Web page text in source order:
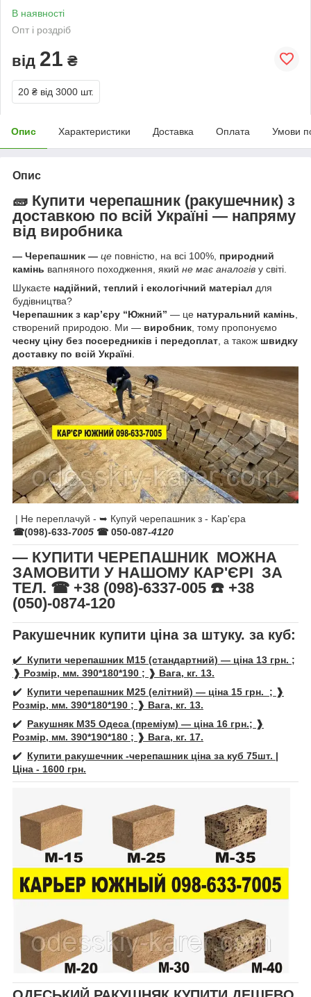
В наявності
Опт і роздріб
від 21 ₴
20 ₴ від 3000 шт.
Опис Характеристики Доставка Оплата Умови
Опис
🧱 Купити черепашник (ракушечник) з
доставкою по всій Україні — напряму
від виробника
— Черепашник — це повністю, на всі 100%, природний
камінь вапняного походження, який не має аналогів у світі.
Шукаєте надійний, теплий і екологічний матеріал для
будівництва?
Черепашник з кар’єру “Южний” — це натуральний камінь,
створений природою. Ми — виробник, тому пропонуємо
чесну ціну без посередників і передоплат, а також швидку
доставку по всій Україні.
| Не переплачуй - ➥ Купуй черепашник з - Кар'єра
☎(098)-633-7005 ☎ 050-087-4120
— КУПИТИ ЧЕРЕПАШНИК МОЖНА
ЗАМОВИТИ У НАШОМУ КАР'ЄРІ ЗА
ТЕЛ. ☎ +38 (098)-6337-005 ☎️ +38
(050)-0874-120
Ракушечник купити ціна за штуку. за куб:
✔️ Купити черепашник М15 (стандартний) — ціна 13 грн. ;
❱ Розмір, мм. 390*180*190 ; ❱ Вага, кг. 13.
✔️ Купити черепашник М25 (елітний) — ціна 15 грн. ; ❱
Розмір, мм. 390*180*190 ; ❱ Вага, кг. 13.
✔️ Ракушняк М35 Одеса (преміум) — ціна 16 грн.; ❱
Розмір, мм. 390*190*180 ; ❱ Вага, кг. 17.
✔️ Купити ракушечник -черепашник ціна за куб 75шт. |
Ціна - 1600 грн.